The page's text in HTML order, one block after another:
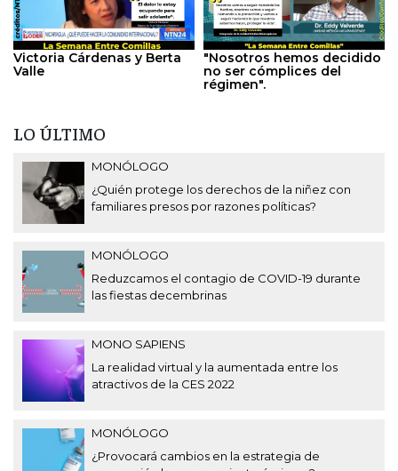
Victoria Cárdenas y Berta
Valle
"Nosotros hemos decidido
no ser cómplices del
régimen".
LO ÚLTIMO
MONÓLOGO
¿Quién protege los derechos de la niñez con
familiares presos por razones políticas?
MONÓLOGO
Reduzcamos el contagio de COVID-19 durante
las fiestas decembrinas
MONO SAPIENS
La realidad virtual y la aumentada entre los
atractivos de la CES 2022
MONÓLOGO
¿Provocará cambios en la estrategia de